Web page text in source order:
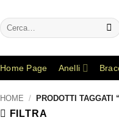
Cerca:
Home Page Anelli
HOME / PRODOTTI TAGGATI
FILTRA